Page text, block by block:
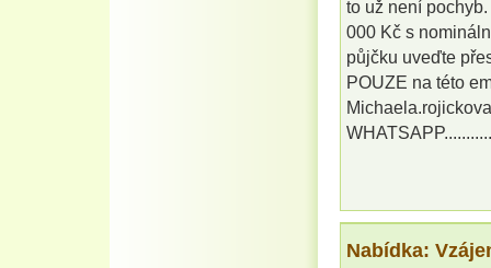
to už není
000 Kč s
půjčku uveďte
POUZE na této
Nabídka: